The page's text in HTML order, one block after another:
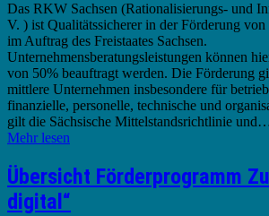
Das RKW Sachsen (Rationalisierungs- und
V. ) ist Qualitätssicherer in der Förderung
im Auftrag des Freistaates Sachsen.
Unternehmensberatungsleistungen können
von 50% beauftragt werden. Die Förderung
mittlere Unternehmen insbesondere für
finanzielle, personelle, technische und
gilt die Sächsische Mittelstandsrichtlinie und…
Mehr lesen
Übersicht Förderprogramm
digital“